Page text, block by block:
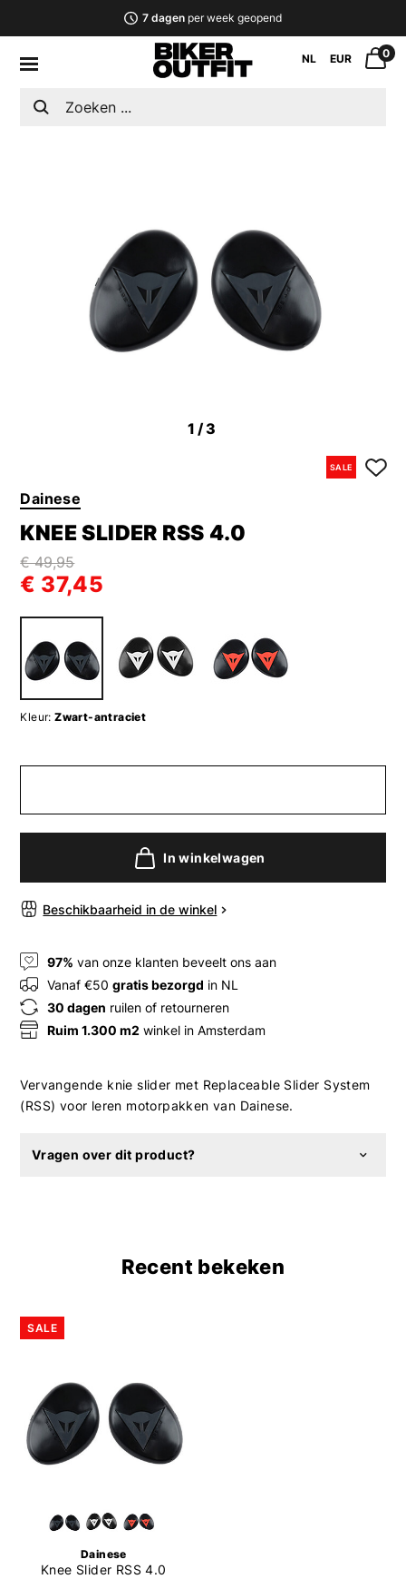
7 dagenper week geopend
NL EUR 0
1 /3
SALE
Dainese
KNEE SLIDER RSS 4.0
€ 49,95
€ 37,45
Kleur: Zwart-antraciet
In winkelwagen
Beschikbaarheid in de winkel
97% van onze klanten beveelt ons aan
Vanaf €50gratis bezorgd in NL
30 dagen ruilen of retourneren
Ruim 1.300 m2 winkel in Amsterdam
Vervangende knie slider met Replaceable Slider System
(RSS) voor leren motorpakken van Dainese.
Vragen over dit product?
Recent bekeken
SALE
Dainese
Knee Slider RSS 4.0